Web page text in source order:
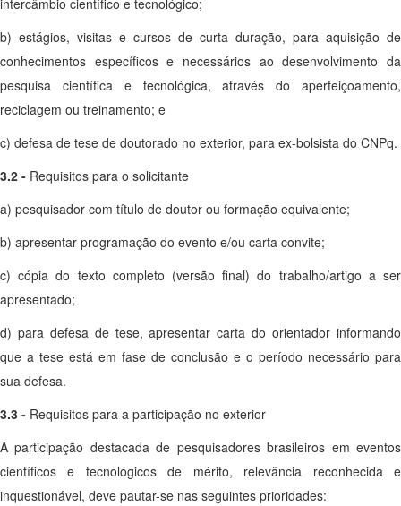
intercâmbio científico e tecnológico;
b) estágios, visitas e cursos de curta duração, para aquisição de
conhecimentos específicos e necessários ao desenvolvimento da
pesquisa científica e tecnológica, através do aperfeiçoamento,
reciclagem ou treinamento; e
c) defesa de tese de doutorado no exterior, para ex-bolsista do CNPq.
3.2 - Requisitos para o solicitante
a) pesquisador com título de doutor ou formação equivalente;
b) apresentar programação do evento e/ou carta convite;
c) cópia do texto completo (versão final) do trabalho/artigo a ser
apresentado;
d) para defesa de tese, apresentar carta do orientador informando
que a tese está em fase de conclusão e o período necessário para
sua defesa.
3.3 - Requisitos para a participação no exterior
A participação destacada de pesquisadores brasileiros em eventos
científicos e tecnológicos de mérito, relevância reconhecida e
inquestionável, deve pautar-se nas seguintes prioridades: